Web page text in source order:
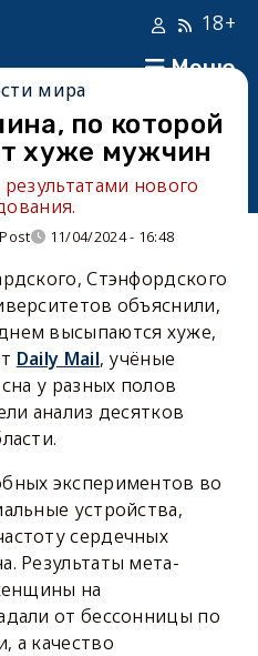
Меню
18+
мира
по которой
хуже мужчин
нового
11/04/2024 - 16:48
Стэнфордского
объяснили,
высыпаются хуже,
Daily Mail, учёные
у разных полов
анализ десятков
экспериментов во
устройства,
сердечных
Результаты мета-
на
от бессонницы по
а качество